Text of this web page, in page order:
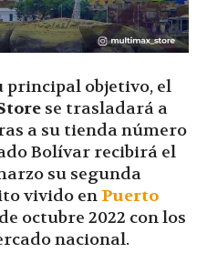
|
principal objetivo, el
se trasladará a
a su tienda número
Bolívar recibirá el
su segunda
vivido en Puerto
octubre 2022 con los
nacional.